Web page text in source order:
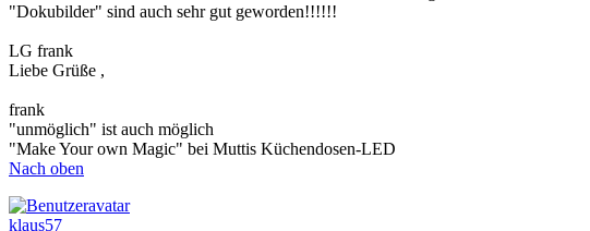
"Dokubilder" sind auch sehr gut geworden!!!!!!
LG frank
Liebe Grüße ,
frank
"unmöglich" ist auch möglich
"Make Your own Magic" bei Muttis Küchendosen-LED
Nach oben
klaus57